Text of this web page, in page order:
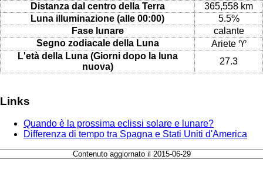
Distanza dal centro della Terra
365,558 km
Luna illuminazione (alle 00:00)
5.5%
Fase lunare
calante
Segno zodiacale della Luna
Ariete ♈
L'età della Luna (Giorni dopo la luna
nuova)
27.3
Links
Quando è la prossima eclissi solare e lunare?
Differenza di tempo tra Spagna e Stati Uniti d'America
Contenuto aggiornato il 2015-06-29